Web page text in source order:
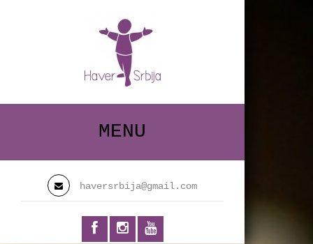
MENU
haversrbija@gmail.com